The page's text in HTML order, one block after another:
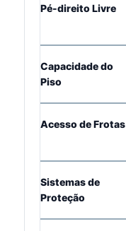
Pé-direito Livre
Capacidade do
Piso
Acesso de Frotas
Sistemas de
Proteção